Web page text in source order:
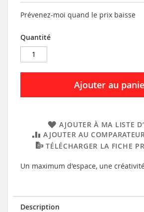
Prévenez-moi quand le prix baisse
Quantité
Ajouter au
AJOUTER À MA LISTE
AJOUTER AU COMPARATEUR
TÉLÉCHARGER LA FICHE
Un maximum d'espace, une
Description